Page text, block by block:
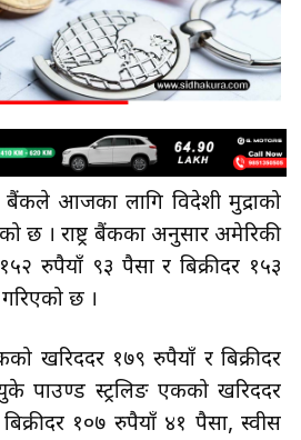
बैंकले आजका लागि विदेशी मुद्राको
छ । राष्ट्र बैंकका अनुसार अमेरिकी
रुपैयाँ ९३ पैसा र बिक्रीदर १५३
छ ।
खरिददर १७९ रुपैयाँ र बिक्रीदर
पाउण्ड स्ट्रलिङ एकको खरिददर
१०७ रुपैयाँ ४१ पैसा, स्वीस